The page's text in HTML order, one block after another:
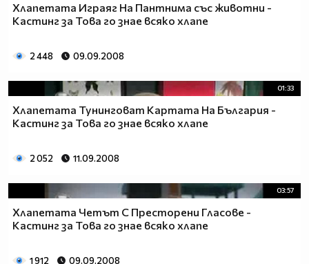
Хлапетата Играяг На Пантнима със животни -
Кастинг за Това го знае всяко хлапе
2 448 09.09.2008
01:33
Хлапетата Тунинговат Картата На България -
Кастинг за Това го знае всяко хлапе
2 052 11.09.2008
03:57
Хлапетата Четът С Престорени Гласове -
Кастинг за Това го знае всяко хлапе
1 912 09.09.2008